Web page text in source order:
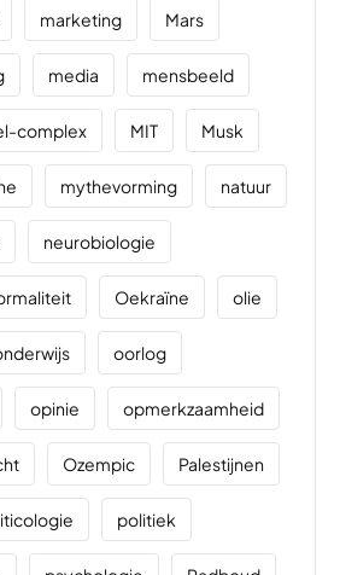
marketing Mars
media mensbeeld
complex MIT Musk
mythevorming natuur
neurobiologie
Oekraïne olie
oorlog
opinie opmerkzaamheid
Ozempic Palestijnen
politiek